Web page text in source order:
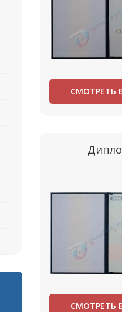
СМОТРЕТЬ
СМОТРЕТЬ